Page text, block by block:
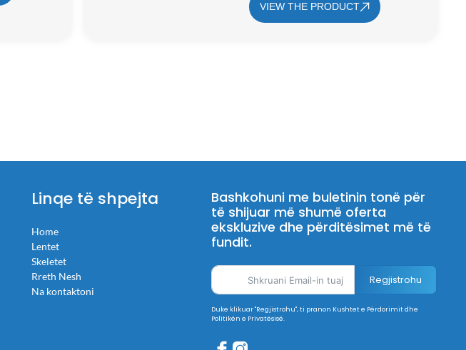
VIEW THE PRODUCT
Linqe të shpejta
Home
Lentet
Skeletet
Rreth Nesh
Na kontaktoni
Bashkohuni me buletinin tonë për
të shijuar më shumë oferta
ekskluzive dhe përditësimet më të
fundit.
Regjistrohu
Duke klikuar "Regjistrohu", ti pranon Kushtet e Përdorimit dhe
Politikën e Privatësisë.